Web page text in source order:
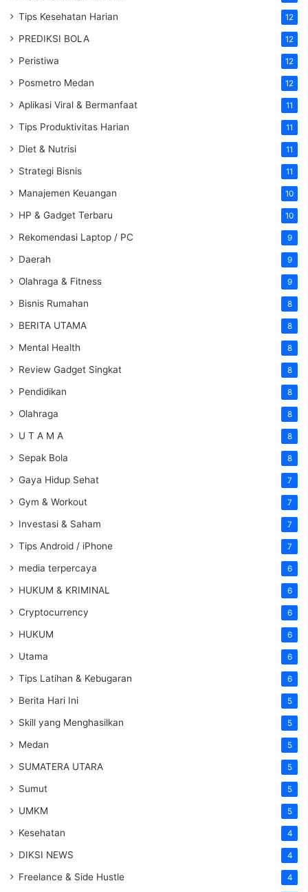
Tips Kesehatan Harian 12
PREDIKSI BOLA 12
Peristiwa 12
Posmetro Medan 12
Aplikasi Viral & Bermanfaat 11
Tips Produktivitas Harian 11
Diet & Nutrisi 11
Strategi Bisnis 11
Manajemen Keuangan 10
HP & Gadget Terbaru 10
Rekomendasi Laptop / PC 9
Daerah 9
Olahraga & Fitness 9
Bisnis Rumahan 8
BERITA UTAMA 8
Mental Health 8
Review Gadget Singkat 8
Pendidikan 8
Olahraga 8
U T A M A 8
Sepak Bola 8
Gaya Hidup Sehat 7
Gym & Workout 7
Investasi & Saham 7
Tips Android / iPhone 7
media terpercaya 6
HUKUM & KRIMINAL 6
Cryptocurrency 6
HUKUM 6
Utama 6
Tips Latihan & Kebugaran 6
Berita Hari Ini 5
Skill yang Menghasilkan 5
Medan 5
SUMATERA UTARA 5
Sumut 5
UMKM 5
Kesehatan 4
DIKSI NEWS 4
Freelance & Side Hustle 4